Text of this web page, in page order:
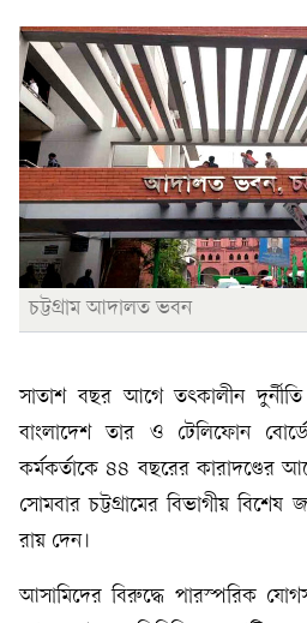
চট্টগ্রাম আদালত ভবন
সাতাশ বছর আগে তৎকালীন
বাংলাদেশ তার ও টেলিফোন
কর্মকর্তাকে ৪৪ বছরের
সোমবার চট্টগ্রামের বিভাগীয়
রায় দেন।
আসামিদের বিরুদ্ধে পারস্পরিক